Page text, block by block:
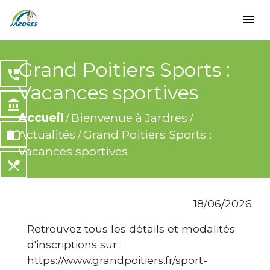
menu
Grand Poitiers Sports :
Vacances sportives
Accueil / Bienvenue à Jardres /
Actualités /Grand Poitiers Sports :
Vacances sportives
perm_phone_msg
account_balance
import_contacts
local_dining
18/06/2026
Retrouvez tous les détails et modalités
d'inscriptions sur :
https://www.grandpoitiers.fr/sport-